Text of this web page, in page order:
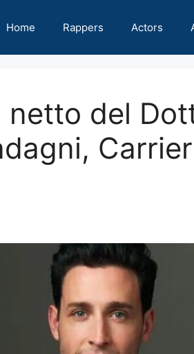
Home Rappers Actors
netto del